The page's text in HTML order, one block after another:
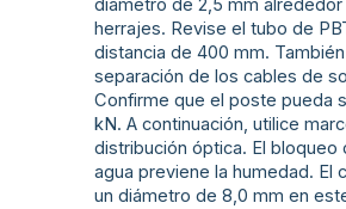
diámetro de 2,5 mm
herrajes. Revise el tubo de
distancia de 400 mm.
separación de los cables de
Confirme que el poste pueda
kN. A continuación, utilice
distribución óptica. El bloqueo
agua previene la humedad. El
un diámetro de 8,0 mm en